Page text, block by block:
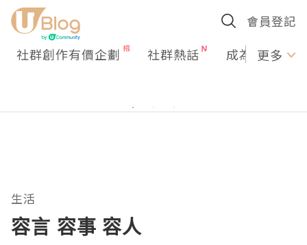
會員登記
社群創作有價企劃 社群熱話 成為U更多
生活
容言 容事 容人